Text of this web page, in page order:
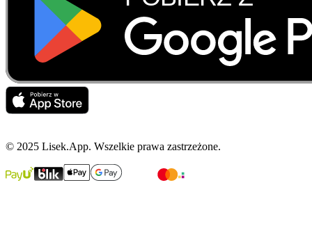
© 2025 Lisek.App. Wszelkie prawa zastrzeżone.